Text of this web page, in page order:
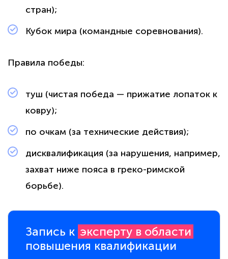
стран);
Кубок мира (командные соревнования).
Правила победы:
туш (чистая победа — прижатие лопаток к
ковру);
по очкам (за технические действия);
дисквалификация (за нарушения, например,
захват ниже пояса в греко-римской
борьбе).
Запись к эксперту в области
повышения квалификации